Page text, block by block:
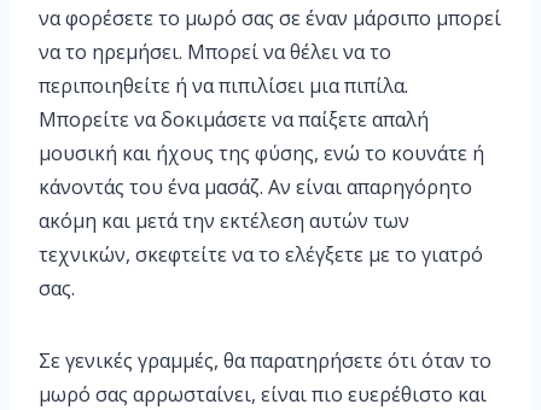
να φορέσετε το μωρό σας σε έναν μάρσιπο μπορεί
να το ηρεμήσει. Μπορεί να θέλει να το
περιποιηθείτε ή να πιπιλίσει μια πιπίλα.
Μπορείτε να δοκιμάσετε να παίξετε απαλή
μουσική και ήχους της φύσης, ενώ το κουνάτε ή
κάνοντάς του ένα μασάζ. Αν είναι απαρηγόρητο
ακόμη και μετά την εκτέλεση αυτών των
τεχνικών, σκεφτείτε να το ελέγξετε με το γιατρό
σας.
Σε γενικές γραμμές, θα παρατηρήσετε ότι όταν το
μωρό σας αρρωσταίνει, είναι πιο ευερέθιστο και